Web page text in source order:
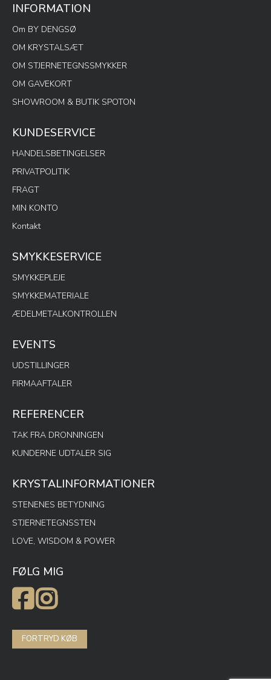
INFORMATION
Om BY DENGSØ
OM KRYSTALSÆT
OM STJERNETEGNSSMYKKER
OM GAVEKORT
SHOWROOM & BUTIK SPOTON
KUNDESERVICE
HANDELSBETINGELSER
PRIVATPOLITIK
FRAGT
MIN KONTO
Kontakt
SMYKKESERVICE
SMYKKEPLEJE
SMYKKEMATERIALE
ÆDELMETALKONTROLLEN
EVENTS
UDSTILLINGER
FIRMAAFTALER
REFERENCER
TAK FRA DRONNINGEN
KUNDERNE UDTALER SIG
KRYSTALINFORMATIONER
STENENES BETYDNING
STJERNETEGNSSTEN
LOVE, WISDOM & POWER
FØLG MIG
FORTRYD KØB